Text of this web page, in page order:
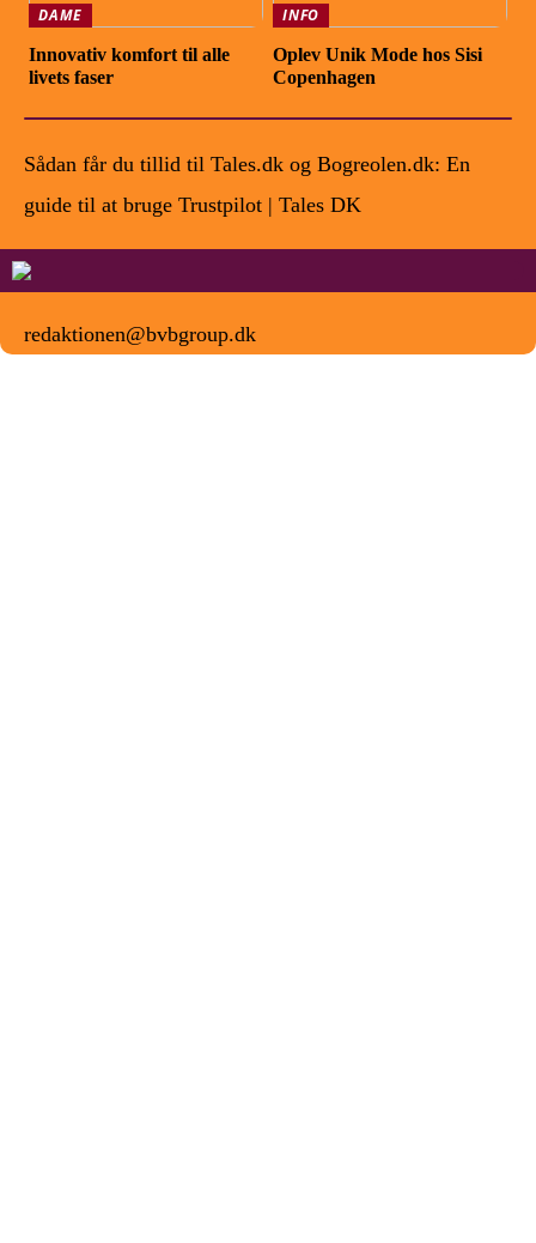
DAME
Innovativ komfort til alle
livets faser
INFO
Oplev Unik Mode hos Sisi
Copenhagen
Sådan får du tillid til Tales.dk og Bogreolen.dk: En
guide til at bruge Trustpilot | Tales DK
redaktionen@bvbgroup.dk